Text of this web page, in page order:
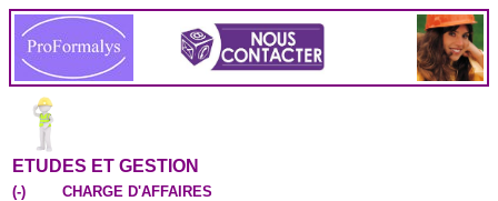
ETUDES ET GESTION
(-)
CHARGE D'AFFAIRES